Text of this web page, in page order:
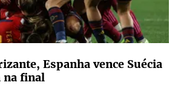
Espanha vence Suécia
na final